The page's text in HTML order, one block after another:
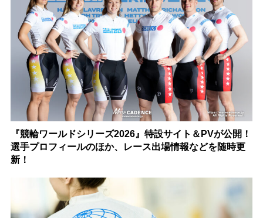
『競輪ワールドシリーズ2026』特設サイト＆PVが公開！
選手プロフィールのほか、レース出場情報などを随時更
新！